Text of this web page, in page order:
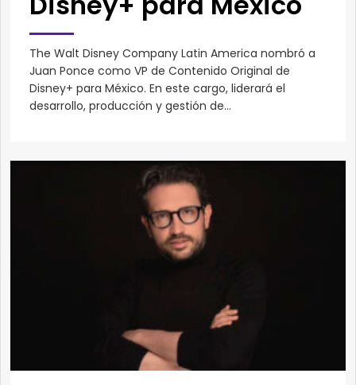
The Walt Disney Company Latin America nombró a
Juan Ponce como VP de Contenido Original de
Disney+ para México. En este cargo, liderará el
desarrollo, producción y gestión de...